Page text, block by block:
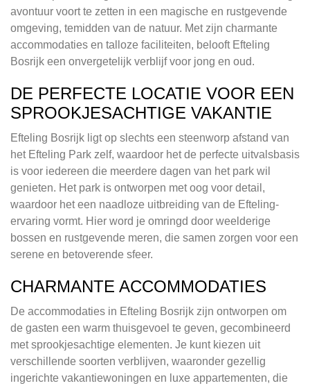
avontuur voort te zetten in een magische en rustgevende
omgeving, temidden van de natuur. Met zijn charmante
accommodaties en talloze faciliteiten, belooft Efteling
Bosrijk een onvergetelijk verblijf voor jong en oud.
DE PERFECTE LOCATIE VOOR EEN
SPROOKJESACHTIGE VAKANTIE
Efteling Bosrijk ligt op slechts een steenworp afstand van
het Efteling Park zelf, waardoor het de perfecte uitvalsbasis
is voor iedereen die meerdere dagen van het park wil
genieten. Het park is ontworpen met oog voor detail,
waardoor het een naadloze uitbreiding van de Efteling-
ervaring vormt. Hier word je omringd door weelderige
bossen en rustgevende meren, die samen zorgen voor een
serene en betoverende sfeer.
CHARMANTE ACCOMMODATIES
De accommodaties in Efteling Bosrijk zijn ontworpen om
de gasten een warm thuisgevoel te geven, gecombineerd
met sprookjesachtige elementen. Je kunt kiezen uit
verschillende soorten verblijven, waaronder gezellig
ingerichte vakantiewoningen en luxe appartementen, die